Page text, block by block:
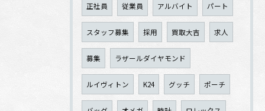
正社員 従業員 アルバイト パート
スタッフ募集 採用 買取大吉 求人
募集 ラザールダイヤモンド
ルイヴィトン K24 グッチ ポーチ